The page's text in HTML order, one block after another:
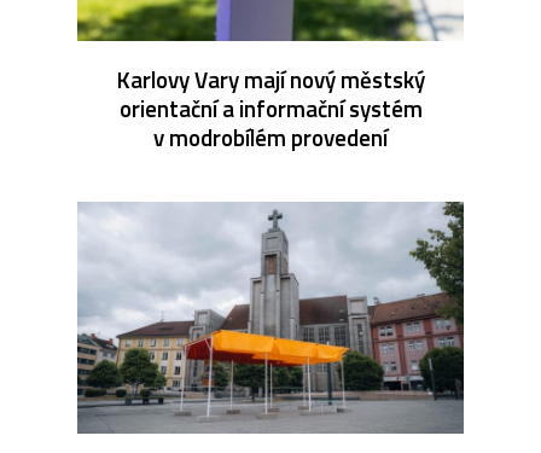
Karlovy Vary mají nový městský
orientační a informační systém
v modrobílém provedení